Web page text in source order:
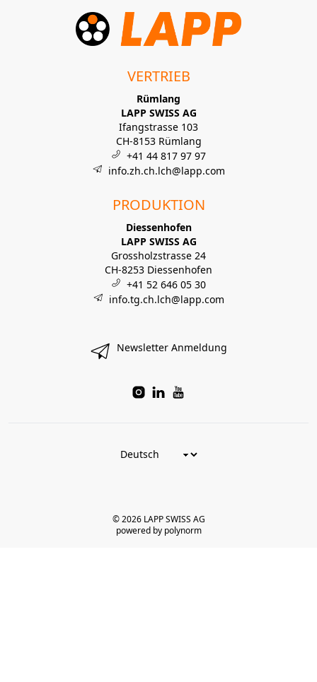
VERTRIEB
Rümlang
LAPP SWISS AG
Ifangstrasse 103
CH-8153 Rümlang
+41 44 817 97 97
info.zh.ch.lch@lapp.com
PRODUKTION
Diessenhofen
LAPP SWISS AG
Grossholzstrasse 24
CH-8253 Diessenhofen
+41 52 646 05 30
info.tg.ch.lch@lapp.com
Newsletter Anmeldung
© 2026 LAPP SWISS AG
powered by polynorm